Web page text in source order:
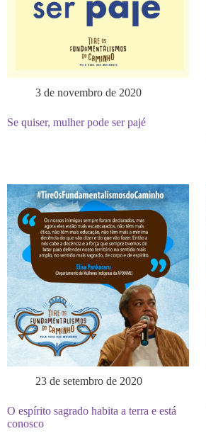
3 de novembro de 2020
Se quiser, mulher pode ser pajé
23 de setembro de 2020
O espírito sagrado habita a terra e está
conosco